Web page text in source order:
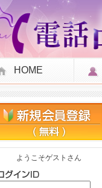
HOME
ようこそゲストさん